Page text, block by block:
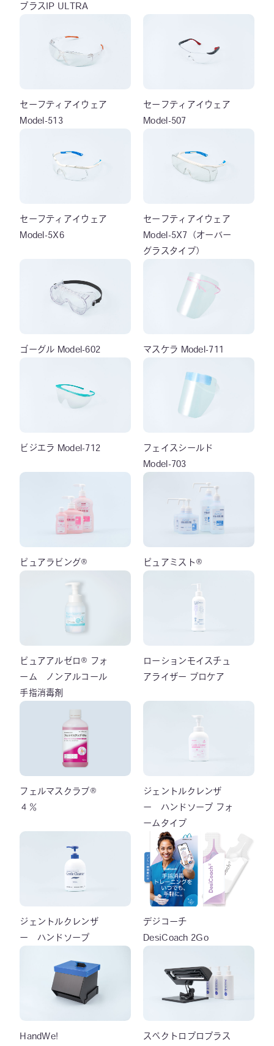
プラスIP ULTRA
セーフティアイウェア
Model-513
セーフティアイウェア
Model-507
セーフティアイウェア
Model-5X6
セーフティアイウェア
Model-5X7（オーバー
グラスタイプ）
ゴーグル Model-602 マスケラ Model-711
ビジエラ Model-712
フェイスシールド
Model-703
ピュアラビング® ピュアミスト®
ピュアアルゼロ® フォ
ーム ノンアルコール
手指消毒剤
ローションモイスチュ
アライザー プロケア
フェルマスクラブ®
４％
ジェントルクレンザ
ー ハンドソープ フォ
ームタイプ
ジェントルクレンザ
ー ハンドソープ
デジコーチ
DesiCoach 2Go
HandWe!
スペクトロプロプラス